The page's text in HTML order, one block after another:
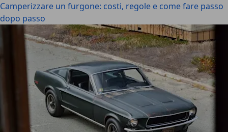
Camperizzare un furgone: costi, regole e come fare passo
dopo passo